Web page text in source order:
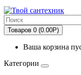
Товаров 0 (0.00Р)
Ваша корзина
Категории